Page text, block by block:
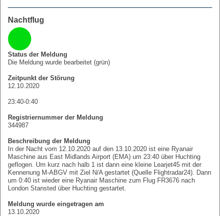
Nachtflug
Status der Meldung
Die Meldung wurde bearbeitet (grün)
Zeitpunkt der Störung
12.10.2020
23:40-0:40
Registriernummer der Meldung
344987
Beschreibung der Meldung
In der Nacht vom 12.10.2020 auf den 13.10.2020 ist eine Ryanair
Maschine aus East Midlands Airport (EMA) um 23:40 über Huchting
geflogen. Um kurz nach halb 1 ist dann eine kleine Learjet45 mit der
Kennenung M-ABGV mit Ziel N/A gestartet (Quelle Flightradar24). Dann
um 0:40 ist wieder eine Ryanair Maschine zum Flug FR3676 nach
London Stansted über Huchting gestartet.
Meldung wurde eingetragen am
13.10.2020